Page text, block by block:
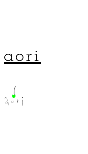
aori